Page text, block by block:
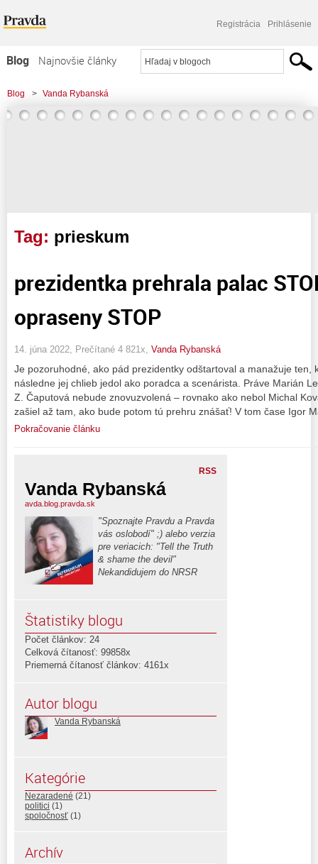
Registrácia Prihlásenie
Blog
Najnovšie články
Najčítanejšie články
Najkomentovanejšie články
Blog > Vanda Rybanská
> prezidentka prehrala palac STOP nahradnik opraseny STOP
Tag: prieskum
prezidentka prehrala palac
opraseny STOP
14. júna 2022, Prečítané 4 821x, Vanda Rybanská
Je pozoruhodné, ako pád prezidentky odštartoval a manažuje ten,
následne jej chlieb jedol ako poradca a scenárista. Práve Marián
Z. Čaputová nebude znovuzvolená – rovnako ako nebol Michal
zašiel až tam, ako bude potom tú prehru znášať! V tom čase Igor
Pokračovanie článku
RSS
Vanda Rybanská
avda.blog.pravda.sk
"Spoznajte Pravdu a Pravda
vás oslobodí" ;) alebo verzia
pre veriacich: "Tell the Truth
& shame the devil"
Nekandidujem do NRSR
Štatistiky blogu
Počet článkov: 24
Celková čítanosť: 99858x
Priemerná čítanosť článkov: 4161x
Autor blogu
Vanda Rybanská
Kategórie
Nezaradené (21)
politici (1)
spoločnosť (1)
Archív